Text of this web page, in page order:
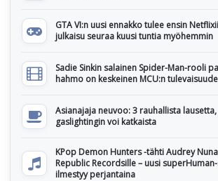
GTA VI:n uusi ennakko tulee ensin
julkaisu seuraa kuusi tuntia myöhemmin
Sadie Sinkin salainen Spider-Man-rooli
hahmo on keskeinen MCU:n
Asianajaja neuvoo: 3 rauhallista
gaslightingin voi katkaista
KPop Demon Hunters -tähti Audrey
Republic Recordsille – uusi
ilmestyy perjantaina